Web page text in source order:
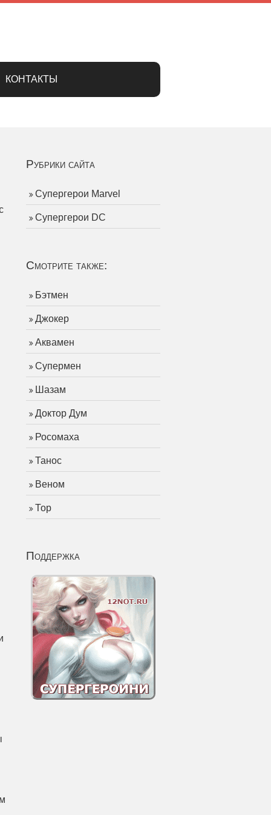
КОНТАКТЫ
Рубрики сайта
Супергерои Marvel
Супергерои DC
Смотрите также:
Бэтмен
Джокер
Аквамен
Супермен
Шазам
Доктор Дум
Росомаха
Танос
Веном
Тор
Поддержка